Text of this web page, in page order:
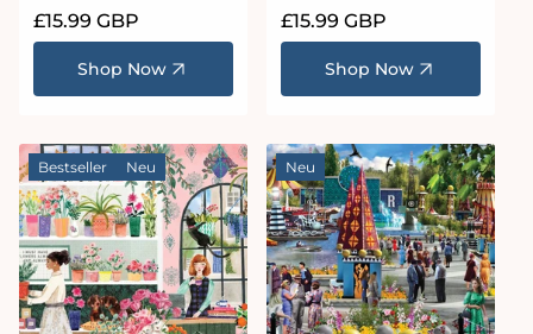
Normaler
Preis
£15.99 GBP
Shop Now
Normaler
Preis
£15.99 GBP
Shop Now
Bestseller Neu Neu